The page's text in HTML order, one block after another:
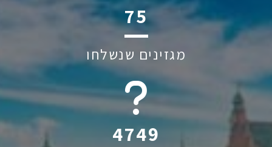
112
מגזינים שנשלחו
6045